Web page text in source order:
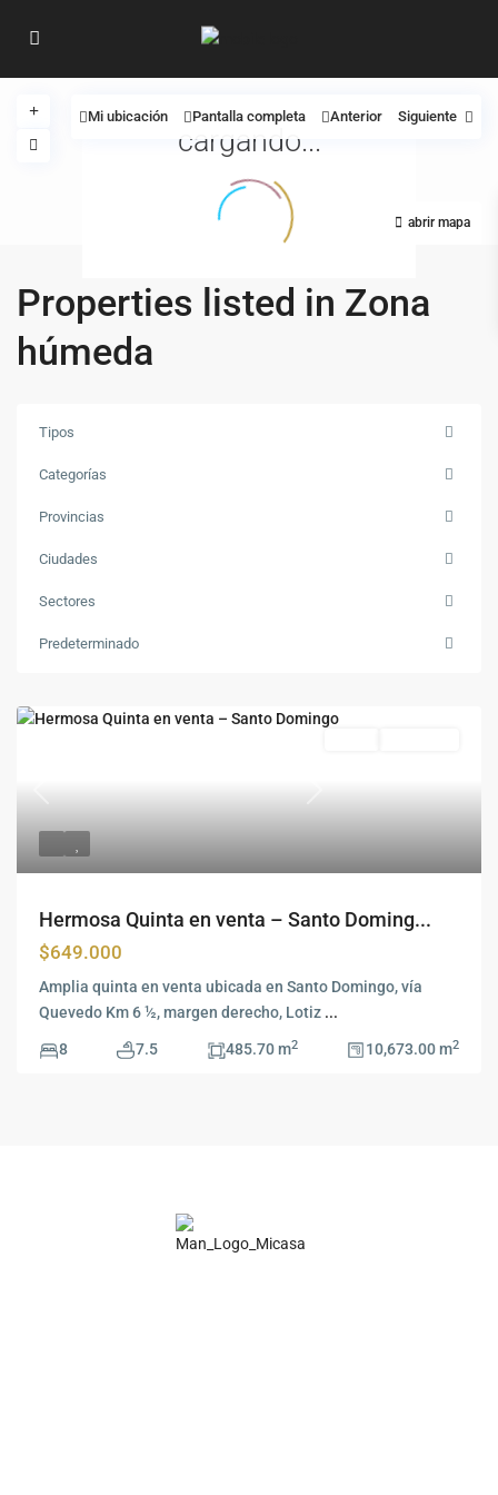
cargando...
abrir mapa
Mi ubicación Pantalla completa Anterior Siguiente
Properties listed in Zona
húmeda
Tipos
Categorías
Provincias
Ciudades
Sectores
Predeterminado
Previous Siguiente
Hermosa Quinta en venta – Santo Doming...
$649.000
Amplia quinta en venta ubicada en Santo Domingo, vía
Quevedo Km 6 ½, margen derecho, Lotiz ...
8 7.5 485.70 m2 10,673.00 m2